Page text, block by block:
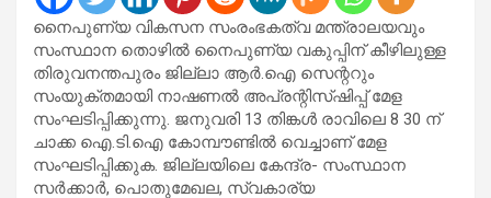
നൈപുണ്യ വികസന സംരംഭകത്വ മന്ത്രാലയവും
സംസ്ഥാന തൊഴിൽ നൈപുണ്യ വകുപ്പിന് കീഴിലുള്ള
തിരുവനന്തപുരം ജില്ലാ ആർ.ഐ സെന്ററും
സംയുക്തമായി നാഷണൽ അപ്രന്റിസ്ഷിപ്പ് മേള
സംഘടിപ്പിക്കുന്നു. ജനുവരി 13 തിങ്കൾ രാവിലെ 8 30 ന്
ചാക്ക ഐ.ടി.ഐ കോമ്പൗണ്ടിൽ വെച്ചാണ് മേള
സംഘടിപ്പിക്കുക. ജില്ലയിലെ കേന്ദ്ര- സംസ്ഥാന
സർക്കാർ, പൊതുമേഖല, സ്വകാര്യ